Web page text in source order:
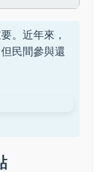
。近年來，
民間參與還